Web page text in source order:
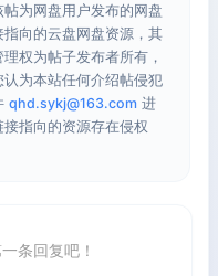
为网盘用户发布的网盘
向的云盘网盘资源，其
权为帖子发布者所有，
为本站任何介绍帖侵犯
qhd.sykj@163.com 进
指向的资源存在侵权
条回复吧！